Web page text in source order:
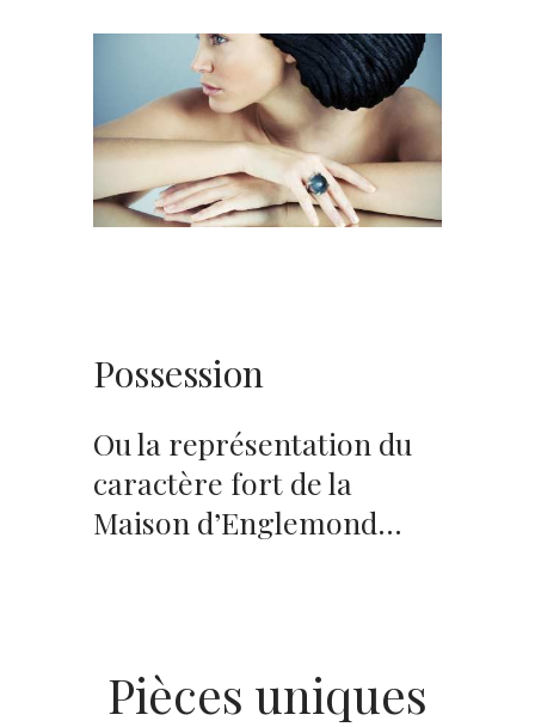
Possession
Ou la représentation du
caractère fort de la
Maison d’Englemond…
Pièces uniques